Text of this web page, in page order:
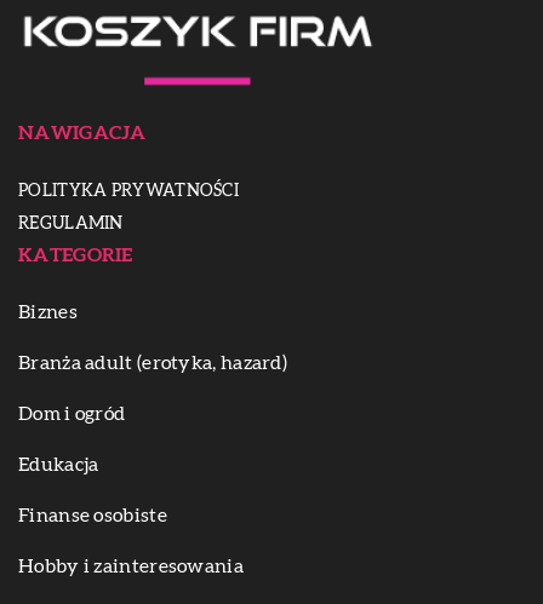
NAWIGACJA
POLITYKA PRYWATNOŚCI
REGULAMIN
KATEGORIE
Biznes
Branża adult (erotyka, hazard)
Dom i ogród
Edukacja
Finanse osobiste
Hobby i zainteresowania